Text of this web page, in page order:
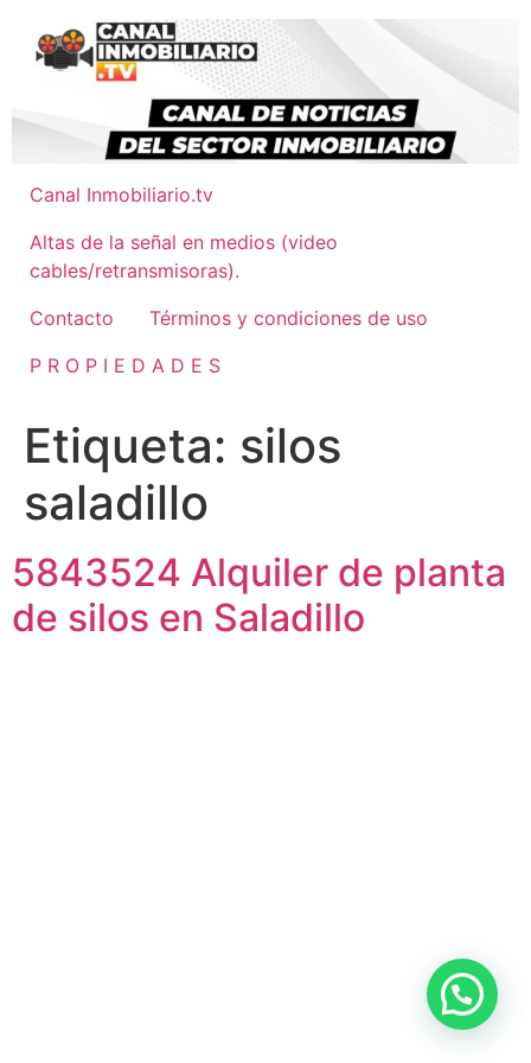
contenido
Canal Inmobiliario.tv
Altas de la señal en medios (video
cables/retransmisoras).
Contacto
Términos y condiciones de uso
P R O P I E D A D E S
Etiqueta: silos
saladillo
5843524 Alquiler de planta
de silos en Saladillo